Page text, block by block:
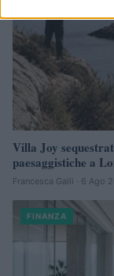
Villa Joy
paesaggistiche a
Francesca Galli · 6 Ago
FINANZA